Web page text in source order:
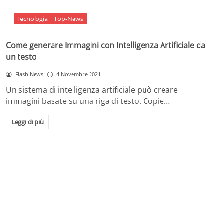
Tecnologia Top-News
Come generare Immagini con Intelligenza Artificiale da
un testo
Flash News 4 Novembre 2021
Un sistema di intelligenza artificiale può creare
immagini basate su una riga di testo. Copie…
Leggi di più